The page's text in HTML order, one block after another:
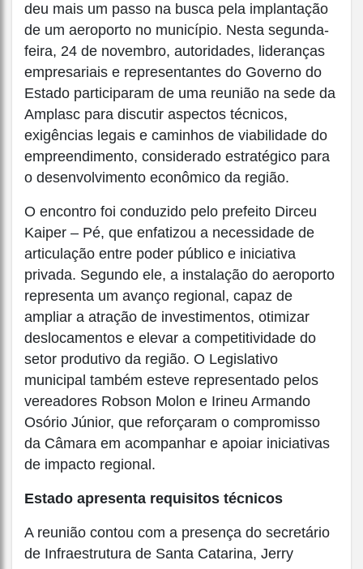
deu mais um passo na busca pela implantação
de um aeroporto no município. Nesta segunda-
feira, 24 de novembro, autoridades, lideranças
empresariais e representantes do Governo do
Estado participaram de uma reunião na sede da
Amplasc para discutir aspectos técnicos,
exigências legais e caminhos de viabilidade do
empreendimento, considerado estratégico para
o desenvolvimento econômico da região.
O encontro foi conduzido pelo prefeito Dirceu
Kaiper – Pé, que enfatizou a necessidade de
articulação entre poder público e iniciativa
privada. Segundo ele, a instalação do aeroporto
representa um avanço regional, capaz de
ampliar a atração de investimentos, otimizar
deslocamentos e elevar a competitividade do
setor produtivo da região. O Legislativo
municipal também esteve representado pelos
vereadores Robson Molon e Irineu Armando
Osório Júnior, que reforçaram o compromisso
da Câmara em acompanhar e apoiar iniciativas
de impacto regional.
Estado apresenta requisitos técnicos
A reunião contou com a presença do secretário
de Infraestrutura de Santa Catarina, Jerry